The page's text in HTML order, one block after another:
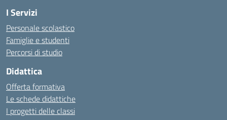
I Servizi
Personale scolastico
Famiglie e studenti
Percorsi di studio
Didattica
Offerta formativa
Le schede didattiche
I progetti delle classi